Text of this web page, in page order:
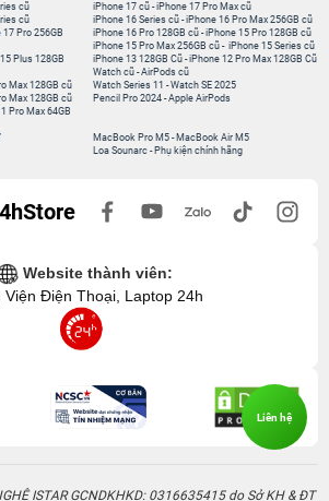
cũ
cũ
17 Pro 256GB
iPhone 17 cũ-iPhone 17 Pro Max cũ
iPhone 16 Series cũ- iPhone 16 Pro Max 256GB cũ
iPhone 16 Pro 128GB cũ-iPhone 15 Pro 128GB cũ
iPhone 15 Pro Max 256GB cũ- iPhone 15 Series cũ
Plus 128GB
Max 128GB cũ
Max 128GB cũ
Pro Max 64GB
iPhone 13 128GB Cũ-iPhone 12 Pro Max 128GB Cũ
Watch cũ-AirPods cũ
Watch Series 11 -Watch SE 2025
Pencil Pro 2024-Apple AirPods
MacBook Pro M5- MacBook Air M5
Loa Sounarc- Phụ kiện chính hãng
Website thành viên:
Viện Điện Thoại, Laptop 24h
ISTAR GCNDKHKD: 0316635415 do Sở KH & ĐT
Liên hệ